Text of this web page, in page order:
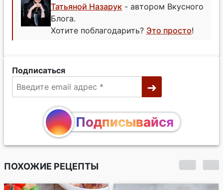
Татьяной Назарук - автором Вкусного
Блога.
Хотите поблагодарить? Это просто!
Подписаться
Подписывайся
ПОХОЖИЕ РЕЦЕПТЫ